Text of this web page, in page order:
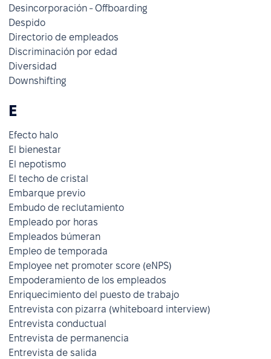
Desincorporación - Offboarding
Despido
Directorio de empleados
Discriminación por edad
Diversidad
Downshifting
E
Efecto halo
El bienestar
El nepotismo
El techo de cristal
Embarque previo
Embudo de reclutamiento
Empleado por horas
Empleados búmeran
Empleo de temporada
Employee net promoter score (eNPS)
Empoderamiento de los empleados
Enriquecimiento del puesto de trabajo
Entrevista con pizarra (whiteboard interview)
Entrevista conductual
Entrevista de permanencia
Entrevista de salida